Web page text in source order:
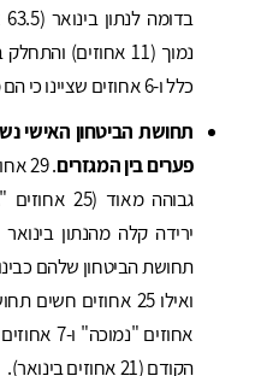
כלל ו-6 אחוזים שציינו כי הם מוטרדים במידה מועטה.
תחושת הביטחון האישי
פערים בין המגזרים
. 29
אחוזים
הקודם (21 אחוזים בינואר).